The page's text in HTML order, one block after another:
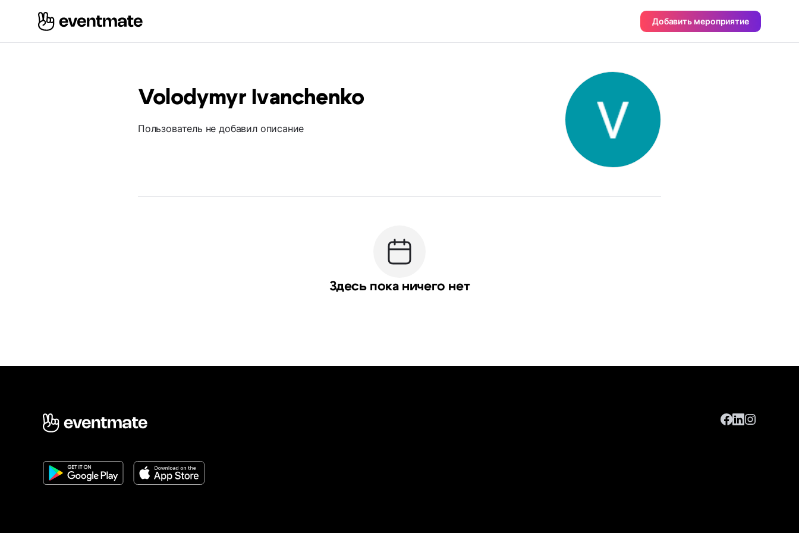
Добавить мероприятие
Volodymyr Ivanchenko
Пользователь не добавил описание
Здесь пока ничего нет